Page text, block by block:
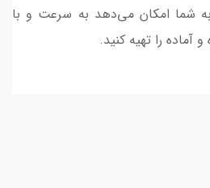
شما امکان می‌دهد به سرعت و با
آماده را تهیه کنید.